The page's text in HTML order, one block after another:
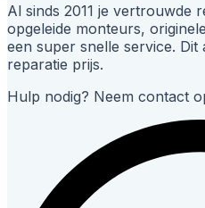
Al sinds 2011 je vertrouwde
opgeleide monteurs,
een super snelle service. Dit
reparatie prijs.
Hulp nodig? Neem contact